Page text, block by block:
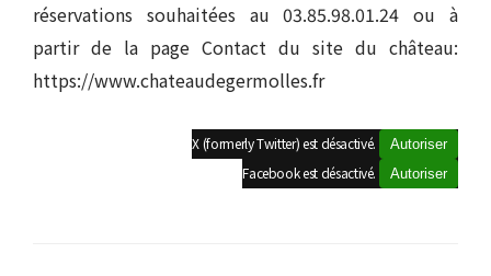
réservations souhaitées au 03.85.98.01.24 ou à
partir de la page Contact du site du château:
https://www.chateaudegermolles.fr
X (formerly Twitter) est désactivé. Autoriser
Facebook est désactivé. Autoriser